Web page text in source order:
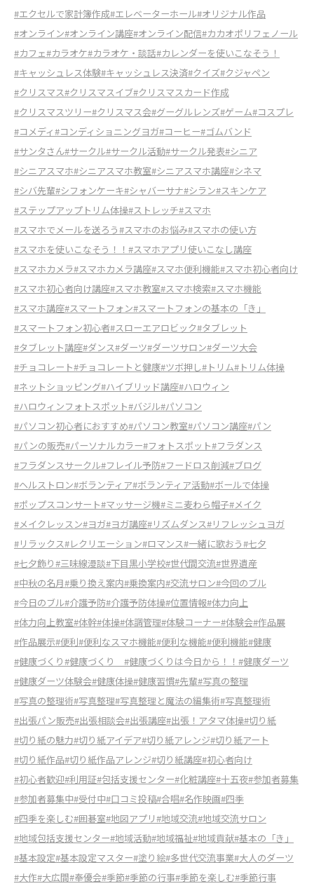
#エクセルで家計簿作成#エレベーターホール#オリジナル作品
#オンライン#オンライン講座#オンライン配信#カカオポリフェノール
#カフェ#カラオケ#カラオケ・談話#カレンダーを使いこなそう！
#キャッシュレス体験#キャッシュレス決済#クイズ#クジャペン
#クリスマス#クリスマスイブ#クリスマスカード作成
#クリスマスツリー#クリスマス会#グーグルレンズ#ゲーム#コスプレ
#コメディ#コンディショニングヨガ#コーヒー#ゴムバンド
#サンタさん#サークル#サークル活動#サークル発表#シニア
#シニアスマホ#シニアスマホ教室#シニアスマホ講座#シネマ
#シバ先輩#シフォンケーキ#シャバーサナ#シラン#スキンケア
#ステップアップトリム体操#ストレッチ#スマホ
#スマホでメールを送ろう#スマホのお悩み#スマホの使い方
#スマホを使いこなそう！！ #スマホアプリ使いこなし講座
#スマホカメラ#スマホカメラ講座#スマホ便利機能#スマホ初心者向け
#スマホ初心者向け講座#スマホ教室#スマホ検索#スマホ機能
#スマホ講座#スマートフォン#スマートフォンの基本の「き」
#スマートフォン初心者#スローエアロビック#タブレット
#タブレット講座#ダンス#ダーツ#ダーツサロン#ダーツ大会
#チョコレート#チョコレートと健康#ツボ押し#トリム#トリム体操
#ネットショッピング#ハイブリッド講座#ハロウィン
#ハロウィンフォトスポット#バジル#パソコン
#パソコン初心者におすすめ#パソコン教室#パソコン講座#パン
#パンの販売#パーソナルカラー#フォトスポット#フラダンス
#フラダンスサークル#フレイル予防#フードロス削減#ブログ
#ヘルストロン#ボランティア#ボランティア活動#ボールで体操
#ポップスコンサート#マッサージ機#ミニ麦わら帽子#メイク
#メイクレッスン#ヨガ#ヨガ講座#リズムダンス#リフレッシュヨガ
#リラックス#レクリエーション#ロマンス#一緒に歌おう#七夕
#七夕飾り#三味線漫談#下目黒小学校#世代間交流#世界遺産
#中秋の名月#乗り換え案内#乗換案内#交流サロン#今回のブル
#今日のブル#介護予防#介護予防体操#位置情報#体力向上
#体力向上教室#体幹#体操#体調管理#体験コーナー#体験会#作品展
#作品展示#便利#便利なスマホ機能#便利な機能#便利機能#健康
#健康づくり#健康づくり #健康づくりは今日から！！ #健康ダーツ
#健康ダーツ体験会#健康体操#健康習慣#先輩#写真の整理
#写真の整理術#写真整理#写真整理と魔法の編集術#写真整理術
#出張パン販売#出張相談会#出張講座#出張！アタマ体操#切り紙
#切り紙の魅力#切り紙アイデア#切り紙アレンジ#切り紙アート
#切り紙作品#切り紙作品アレンジ#切り紙講座#初心者向け
#初心者歓迎#利用証#包括支援センター#化粧講座#十五夜#参加者募集
#参加者募集中#受付中#口コミ投稿#合唱#名作映画#四季
#四季を楽しむ#囲碁室#地図アプリ#地域交流#地域交流サロン
#地域包括支援センター#地域活動#地域福祉#地域貢献#基本の「き」
#基本設定#基本設定マスター#塗り絵#多世代交流事業#大人のダーツ
#大作#大広間#奉優会#季節#季節の行事#季節を楽しむ#季節行事